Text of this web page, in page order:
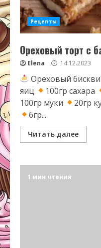
Рецепты
Ореховый торт с
Elena 14.12.2023
Ореховый
яиц
100гр сахара
100гр муки
20гр
6гр...
Читать далее
1 мин чтения